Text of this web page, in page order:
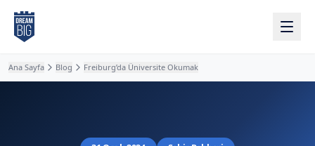
Ana içeriğe atla
Ana Sayfa Blog Freiburg’da Üniversite Okumak